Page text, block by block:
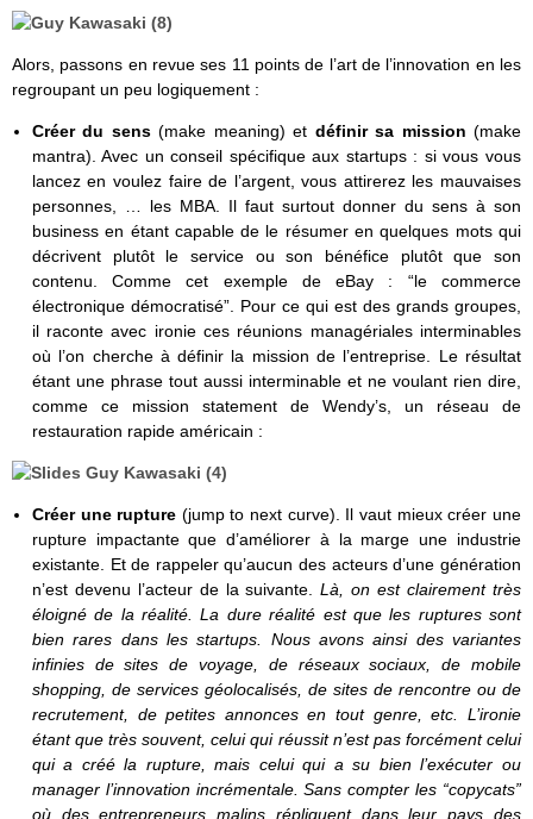
Alors, passons en revue ses 11 points de l’art de l’innovation en les
regroupant un peu logiquement :
Créer du sens(make meaning) et définir sa mission(make
mantra). Avec un conseil spécifique aux startups : si vous vous
lancez en voulez faire de l’argent, vous attirerez les mauvaises
personnes, … les MBA. Il faut surtout donner du sens à son
business en étant capable de le résumer en quelques mots qui
décrivent plutôt le service ou son bénéfice plutôt que son
contenu. Comme cet exemple de eBay : “le commerce
électronique démocratisé”. Pour ce qui est des grands groupes,
il raconte avec ironie ces réunions managériales interminables
où l’on cherche à définir la mission de l’entreprise. Le résultat
étant une phrase tout aussi interminable et ne voulant rien dire,
comme ce mission statement de Wendy’s, un réseau de
restauration rapide américain :
Créer une rupture (jump to next curve). Il vaut mieux créer une
rupture impactante que d’améliorer à la marge une industrie
existante. Et de rappeler qu’aucun des acteurs d’une génération
n’est devenu l’acteur de la suivante.Là, on est clairement très
éloigné de la réalité. La dure réalité est que les ruptures sont
bien rares dans les startups. Nous avons ainsi des variantes
infinies de sites de voyage, de réseaux sociaux, de mobile
shopping, de services géolocalisés, de sites de rencontre ou de
recrutement, de petites annonces en tout genre, etc. L’ironie
étant que très souvent, celui qui réussit n’est pas forcément celui
qui a créé la rupture, mais celui qui a su bien l’exécuter ou
manager l’innovation incrémentale. Sans compter les “copycats”
où des entrepreneurs malins répliquent dans leur pays des